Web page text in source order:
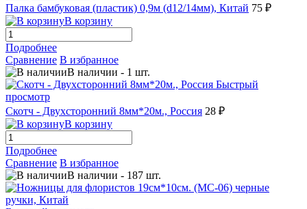
Палка бамбуковая (пластик) 0,9м (d12/14мм), Китай 75 ₽
В корзину
Подробнее
Сравнение В избранное
В наличии - 1 шт.
Быстрый
просмотр
Скотч - Двухсторонний 8мм*20м., Россия 28 ₽
В корзину
Подробнее
Сравнение В избранное
В наличии - 187 шт.